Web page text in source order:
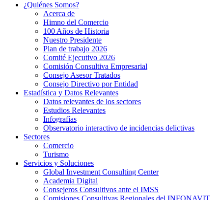
¿Quiénes Somos?
Acerca de
Himno del Comercio
100 Años de Historia
Nuestro Presidente
Plan de trabajo 2026
Comité Ejecutivo 2026
Comisión Consultiva Empresarial
Consejo Asesor Tratados
Consejo Directivo por Entidad
Estadística y Datos Relevantes
Datos relevantes de los sectores
Estudios Relevantes
Infografías
Observatorio interactivo de incidencias delictivas
Sectores
Comercio
Turismo
Servicios y Soluciones
Global Investment Consulting Center
Academia Digital
Consejeros Consultivos ante el IMSS